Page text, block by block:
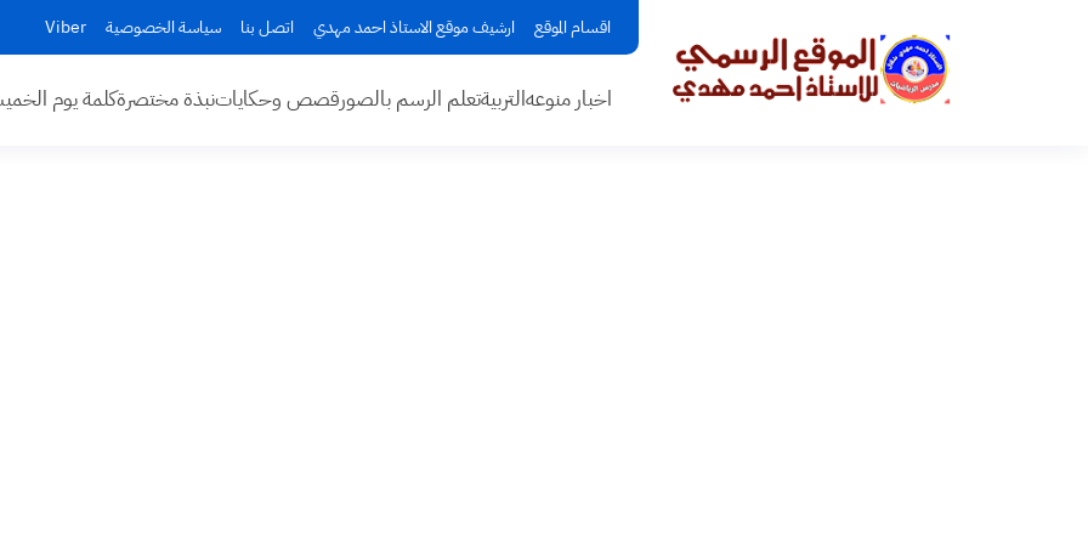
اقسام الموقع ارشيف موقع الاستاذ احمد مهدي اتصل بنا سياسة الخصوصية Viber
اخبار منوعهالتربيةتعلم الرسم بالصورقصص وحكاياتنبذة مختصرةكلمة يوم